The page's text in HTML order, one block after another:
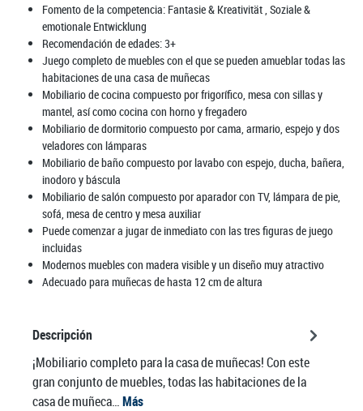
Fomento de la competencia: Fantasie & Kreativität , Soziale &
emotionale Entwicklung
Recomendación de edades:3+
Juego completo de muebles con el que se pueden amueblar todas las
habitaciones de una casa de muñecas
Mobiliario de cocina compuesto por frigorífico, mesa con sillas y
mantel, así como cocina con horno y fregadero
Mobiliario de dormitorio compuesto por cama, armario, espejo y dos
veladores con lámparas
Mobiliario de baño compuesto por lavabo con espejo, ducha, bañera,
inodoro y báscula
Mobiliario de salón compuesto por aparador con TV, lámpara de pie,
sofá, mesa de centro y mesa auxiliar
Puede comenzar a jugar de inmediato con las tres figuras de juego
incluidas
Modernos muebles con madera visible y un diseño muy atractivo
Adecuado para muñecas de hasta 12 cm de altura
Descripción
¡Mobiliario completo para la casa de muñecas! Con este
gran conjunto de muebles, todas las habitaciones de la
casa de muñeca…Más